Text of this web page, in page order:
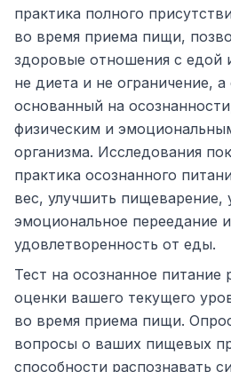
практика полного
во время приема пищи,
здоровые отношения с едой
не диета и не ограничение,
основанный на
физическим и
организма. Исследования
практика осознанного
вес, улучшить пищеварение,
эмоциональное переедание
удовлетворенность от еды.
Тест на осознанное питание
оценки вашего текущего
во время приема пищи.
вопросы о ваших пищевых
способности распознавать